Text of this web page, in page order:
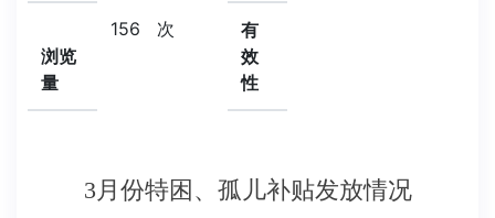
浏览
量
156 次
有
效
性
3月份特困、孤儿补贴发放情况